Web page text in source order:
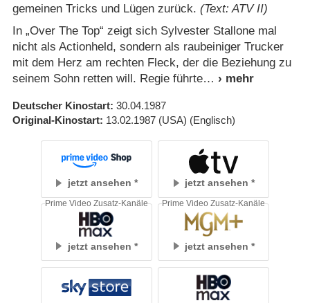
gemeinen Tricks und Lügen zurück. (Text: ATV II)
In „Over The Top“ zeigt sich Sylvester Stallone mal
nicht als Actionheld, sondern als raubeiniger Trucker
mit dem Herz am rechten Fleck, der die Beziehung zu
seinem Sohn retten will. Regie führte
Deutscher Kinostart 30.04.1987
Original-Kinostart 13.02.1987 (USA) (Englisch)
jetzt ansehen jetzt ansehen
jetzt ansehen
Prime Video Zusatz-Kanäle
jetzt ansehen
Prime Video Zusatz-Kanäle